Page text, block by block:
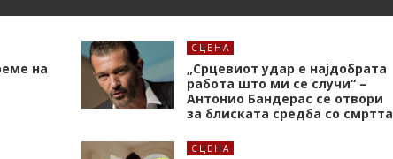
на
СЦЕНА
„Срцевиот удар е најдобрата
работа што ми се случи“ –
Антонио Бандерас се отвори
за блиската средба со смртта
СЦЕНА